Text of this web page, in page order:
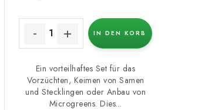
IN DEN KORB
Ein vorteilhaftes Set für das
Vorzüchten, Keimen von Samen
und Stecklingen oder Anbau von
Microgreens. Dies...